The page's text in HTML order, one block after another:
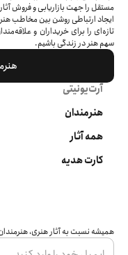
مستقل را جهت بازاریابی و فروش
ایجاد ارتباطی روشن بین مخاطب
تازه‌ای را برای خریداران و
سهم هنر در زندگی باشیم.
آرت‌یونیتی
هنرمندان
همه آثار
کارت هدیه
همیشه نسبت به آثار هنری،